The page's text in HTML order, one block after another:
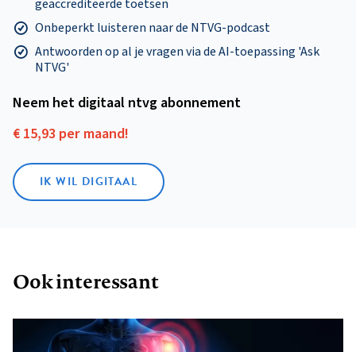
geaccrediteerde toetsen
Onbeperkt luisteren naar de NTVG-podcast
Antwoorden op al je vragen via de AI-toepassing 'Ask
NTVG'
Neem het digitaal ntvg abonnement
€ 15,93 per maand!
IK WIL DIGITAAL
Ook interessant